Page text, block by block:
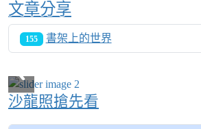
文章分享
155 書架上的世界
沙龍照搶先看